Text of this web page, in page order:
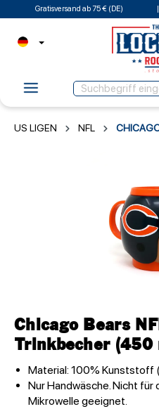
Gratisversand ab 75 € (DE)
US LIGEN NFL
Chicago Bears
Trinkbecher (450
Material: 100% Kunststoff
Nur Handwäsche. Nicht für
Mikrowelle geeignet.